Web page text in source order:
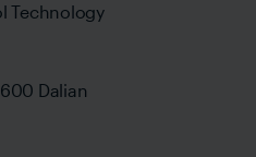
Technology
Dalian